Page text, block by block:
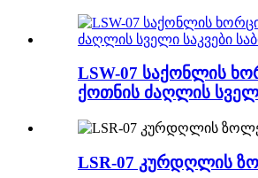
LSW-07 საქონლის
ქოთნის ძაღლის
LSR-07 კურდღლის